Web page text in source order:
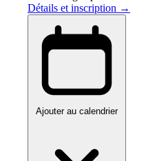
Détails et inscription →
Ajouter au calendrier